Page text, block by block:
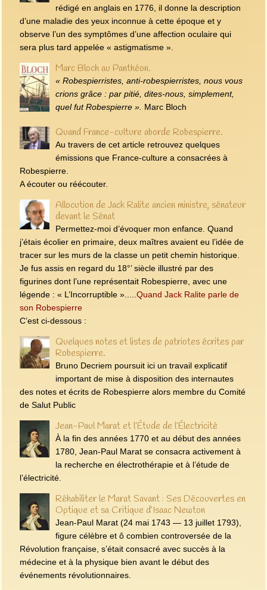
rédigé en anglais en 1776, il donne la description
d’une maladie des yeux inconnue à cette époque et y
observe l’un des symptômes d’une affection oculaire qui
sera plus tard appelée « astigmatisme ».
Marc Bloch au Panthéon.
« Robespierristes, anti-robespierristes, nous vous
crions grâce : par pitié, dites‑nous, simplement,
quel fut Robespierre ». Marc Bloch
Quand France-culture aborde Robespierre.
Au travers de cet article retrouvez quelques
émissions que France-culture a consacrées à
Robespierre.
A écouter ou réécouter.
Allocution de Jack Ralite ancien ministre, sénateur
devant le Sénat
Permettez-moi d’évoquer mon enfance. Quand
j’étais écolier en primaire, deux maîtres avaient eu l’idée de
tracer sur les murs de la classe un petit chemin historique.
Je fus assis en regard du 18°’ siècle illustré par des
figurines dont l’une représentait Robespierre, avec une
légende : « L’Incorruptible »..... Quand Jack Ralite parle de
son Robespierre
C’est ci-dessous :
Quelques notes et listes de patriotes écrites par
Robespierre.
Bruno Decriem poursuit ici un travail explicatif
important de mise à disposition des internautes
des notes et écrits de Robespierre alors membre du Comité
de Salut Public
Jean-Paul Marat et l’Étude de l’Électricité
À la fin des années 1770 et au début des années
1780, Jean-Paul Marat se consacra activement à
la recherche en électrothérapie et à l’étude de
l’électricité.
Réhabiliter le Marat Savant : Ses Découvertes en
Optique et sa Critique d’Isaac Newton
Jean-Paul Marat (24 mai 1743 — 13 juillet 1793),
figure célèbre et ô combien controversée de la
Révolution française, s’était consacré avec succès à la
médecine et à la physique bien avant le début des
événements révolutionnaires.